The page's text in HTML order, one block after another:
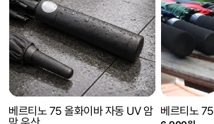
베르티노 75 올화이바 자동 UV 암
베르티노